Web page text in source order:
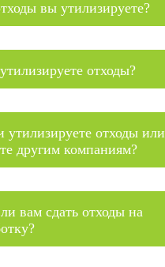
вы утилизируете?
отходы?
утилизируете отходы или
другим компаниям?
вам сдать отходы на